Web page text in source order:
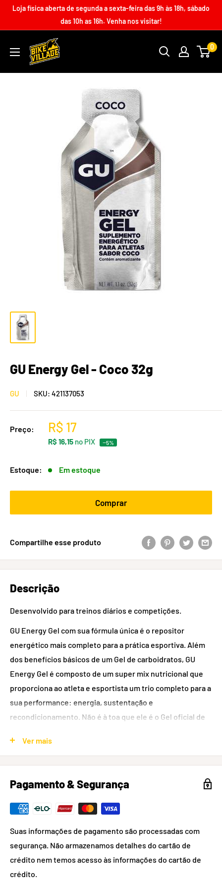
Loja física aberta de segunda a sexta-feira das 9h às 18h, sábado
das 10h as 16h. Venha nos visitar!
0
GU Energy Gel - Coco 32g
GU SKU: 421137053
Preço: R$ 17
R$ 16,15 no PIX −5%
Estoque: Em estoque
Comprar
Compartilhe esse produto
Descrição
Desenvolvido para treinos diários e competições.
GU Energy Gel com sua fórmula única é o repositor
energético mais completo para a prática esportiva. Além
dos benefícios básicos de um Gel de carboidratos, GU
Energy Gel é composto de um super mix nutricional que
proporciona ao atleta e esportista um trio completo para a
sua performance: energia, sustentação e
recondicionamento. Não é à toa que ele é o Gel oficial de
fisiológico, ou seja, o índice de acidez do produto é
praticamente igual ao da água (neutro). Assim, GU é
bem-estar depois de sua ingestão.
Mix nutricional GU Energy Gel:
Histidina: Um analgésico natural que neutraliza o
acúmulo de ácido láctico nos músculos.
Maltodextrina: Carboidratos complexos que garantem
Ver mais
Pagamento & Segurança
Suas informações de pagamento são processadas com
segurança. Não armazenamos detalhes do cartão de
crédito nem temos acesso às informações do cartão de
crédito.